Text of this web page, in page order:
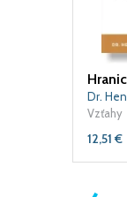
Vzťahy
12,51 €